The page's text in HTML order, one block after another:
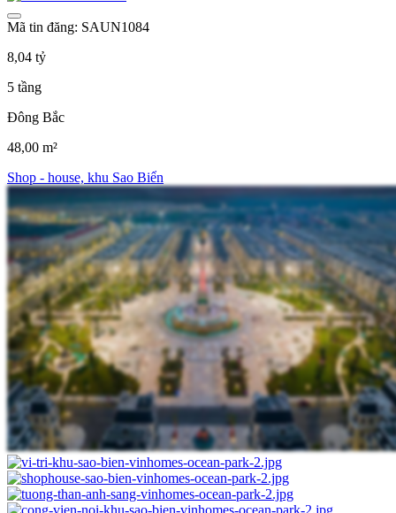
Mã tin đăng: SAUN1084
8,04 tỷ
5 tầng
Đông Bắc
48,00 m²
Shop - house, khu Sao Biển